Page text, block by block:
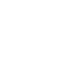
八　 　 /
｀¨¨´
／__
{_/
｀